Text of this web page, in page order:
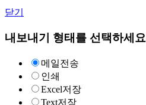
닫기
내보내기 형태를 선택하세요
메일전송
인쇄
Excel저장
Text저장